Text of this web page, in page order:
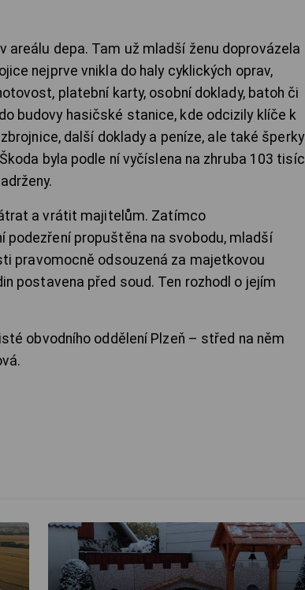
areálu depa. Tam už mladší ženu doprovázela
nejprve vnikla do haly cyklických oprav,
platební karty, osobní doklady, batoh či
budovy hasičské stanice, kde odcizily klíče k
další doklady a peníze, ale také šperky
byla podle ní vyčíslena na zhruba 103 tisíc
a vrátit majitelům. Zatímco
propuštěna na svobodu, mladší
pravomocně odsouzená za majetkovou
postavena před soud. Ten rozhodl o jejím
obvodního oddělení Plzeň – střed na něm